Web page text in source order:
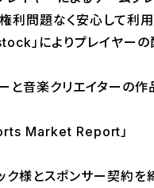
利問題なく安心して利
」によりプレイヤー
と音楽クリエイターの
Market Report」
ク様とスポンサー契約